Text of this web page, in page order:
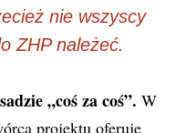
nie wszyscy
ZHP należeć.
„coś za coś”. W
projektu oferuje